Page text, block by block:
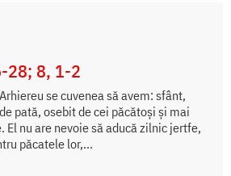
28; 8, 1-2
se cuvenea să avem: sfânt,
pată, osebit de cei păcătoşi şi mai
El nu are nevoie să aducă zilnic jertfe,
păcatele lor,...